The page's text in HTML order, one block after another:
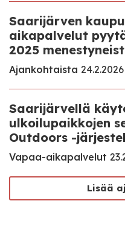
Saarijärven
aikapalvelut
2025
Ajankohtaista 24.2.2026
Saarijärvellä
ulkoilupaikkojen
Outdoors -
Vapaa-aikapalvelut
Lisää